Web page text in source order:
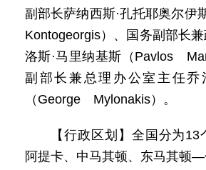
副部长萨纳西斯·孔托耶奥尔
Kontogeorgis）、国务副部长
洛斯·马里纳基斯（Pavlos
副部长兼总理办公室主任乔
（George Mylonakis）。
【行政区划】全国分为13
阿提卡、中马其顿、东马其顿